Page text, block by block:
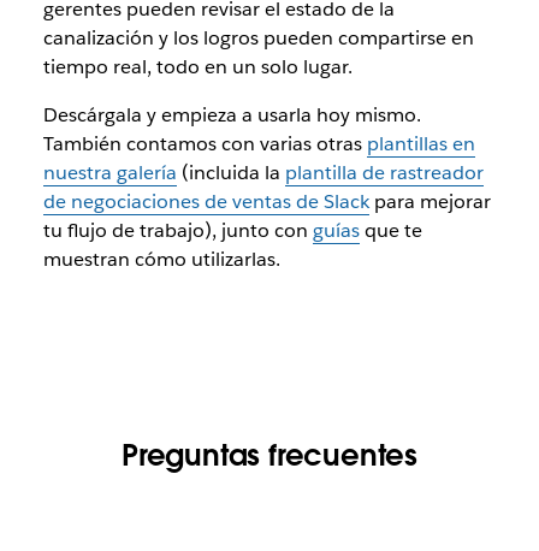
gerentes pueden revisar el estado de la
canalización y los logros pueden compartirse en
tiempo real, todo en un solo lugar.
Descárgala y empieza a usarla hoy mismo.
También contamos con varias otras plantillas en
nuestra galería (incluida la plantilla de rastreador
de negociaciones de ventas de Slackpara mejorar
tu flujo de trabajo), junto con guíasque te
muestran cómo utilizarlas.
Preguntas frecuentes